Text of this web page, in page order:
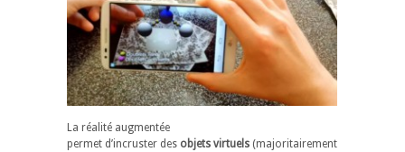
La réalité augmentée
permet d’incruster des objets virtuels (majoritairement